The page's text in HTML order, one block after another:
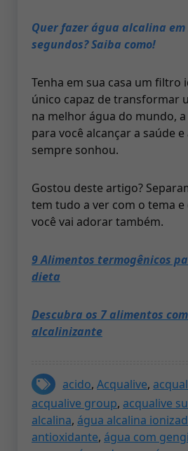
Quer fazer água alcalina em
segundos? Saiba como!
Tenha em sua casa um filtro
único capaz de transformar
na melhor água do mundo,
para você alcançar a saúde
sempre sonhou.
Gostou deste artigo?
tem tudo a ver com o tema e
você vai adorar também.
9 Alimentos termogênicos
dieta
Descubra os 7 alimentos
alcalinizante
acido, Acqualive,
acqualive group, acqualive
alcalina, água alcalina
antioxidante, água com